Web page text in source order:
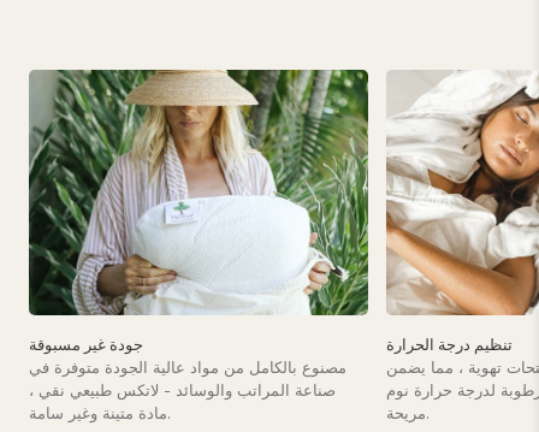
جودة غير مسبوقة
مصنوع بالكامل من مواد عالية الجودة متوفرة في
صناعة المراتب والوسائد - لاتكس طبيعي نقي ،
مادة متينة وغير سامة.
تنظيم درجة الحرارة
تهوية ، مما يضمن
لدرجة حرارة نوم
مريحة.